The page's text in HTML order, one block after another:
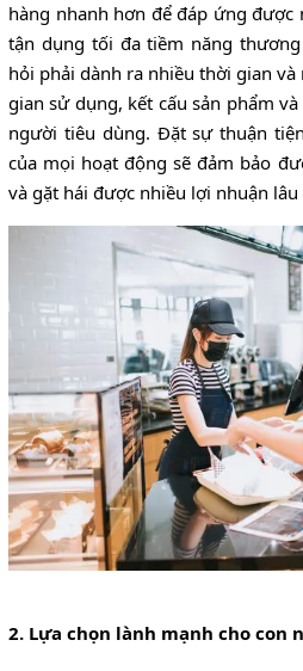
hàng nhanh hơn để đáp ứng được
tận dụng tối đa tiềm năng
hỏi phải dành ra nhiều thời gian
gian sử dụng, kết cấu sản phẩm
người tiêu dùng. Đặt sự thuận
của mọi hoạt động sẽ đảm bảo
và gặt hái được nhiều lợi nhuận lâu
2. Lựa chọn lành mạnh cho con